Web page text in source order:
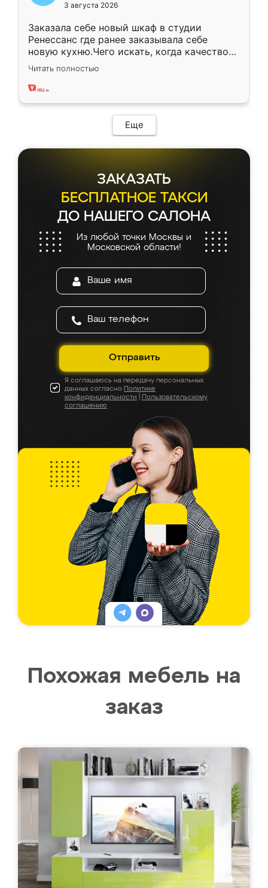
3 августа 2026
Заказала себе новый шкаф в студии
Ренессанс где ранее заказывала себе
новую кухню.Чего искать, когда качеством
вполне довольна. Служит кухня уже почти
два года, нареканий нет.
Читать полностью
Еще
ЗАКАЗАТЬ
БЕСПЛАТНОЕ ТАКСИ
ДО НАШЕГО САЛОНА
Из любой точки Москвы и
Московской области!
Отправить
Я соглашаюсь на передачу персональных
данных согласно Политике
конфиденциальности
Пользовательскому
соглашению
Похожая мебель на
заказ